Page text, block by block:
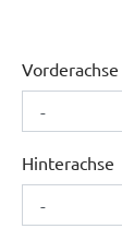
Vorderachse
Hinterachse